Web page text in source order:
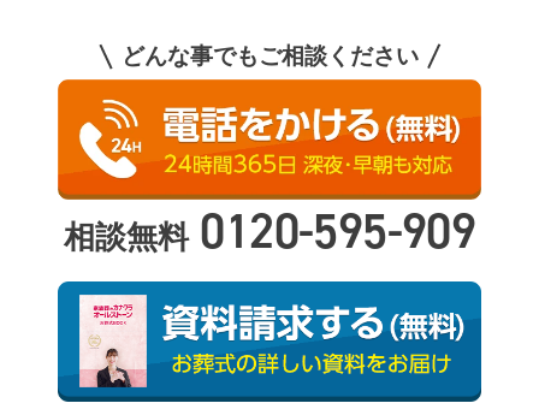
どんな事でもご相談ください
相談無料 0120-595-909